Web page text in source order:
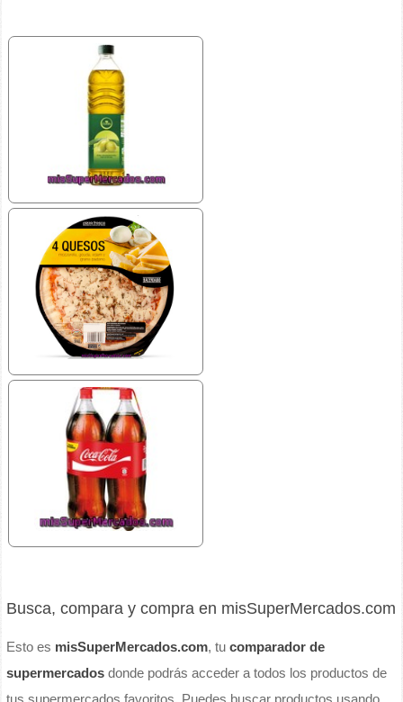
Busca, compara y compra en misSuperMercados.com
Esto es misSuperMercados.com, tucomparador de
supermercados donde podrás acceder a todos los productos de